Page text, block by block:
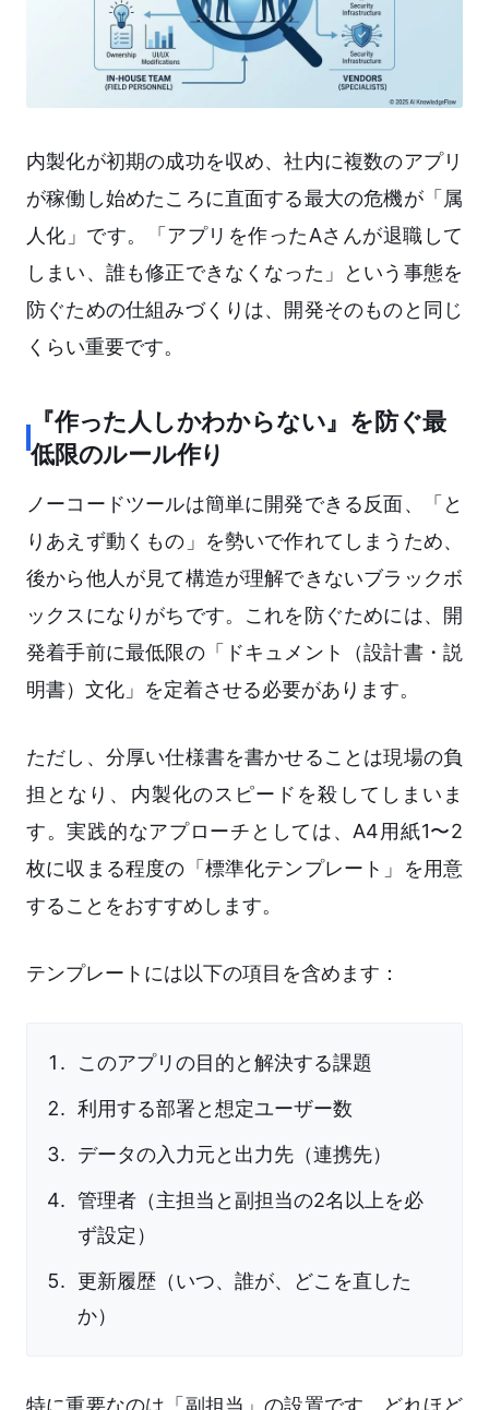
内製化が初期の成功を収め、社内に複数のアプリ
が稼働し始めたころに直面する最大の危機が「属
人化」です。「アプリを作ったAさんが退職して
しまい、誰も修正できなくなった」という事態を
防ぐための仕組みづくりは、開発そのものと同じ
くらい重要です。
『作った人しかわからない』を防ぐ最
低限のルール作り
ノーコードツールは簡単に開発できる反面、「と
りあえず動くもの」を勢いで作れてしまうため、
後から他人が見て構造が理解できないブラックボ
ックスになりがちです。これを防ぐためには、開
発着手前に最低限の「ドキュメント（設計書・説
明書）文化」を定着させる必要があります。
ただし、分厚い仕様書を書かせることは現場の負
担となり、内製化のスピードを殺してしまいま
す。実践的なアプローチとしては、A4用紙1〜2
枚に収まる程度の「標準化テンプレート」を用意
することをおすすめします。
テンプレートには以下の項目を含めます：
このアプリの目的と解決する課題
利用する部署と想定ユーザー数
データの入力元と出力先（連携先）
管理者（主担当と副担当の2名以上を必
ず設定）
更新履歴（いつ、誰が、どこを直した
か）